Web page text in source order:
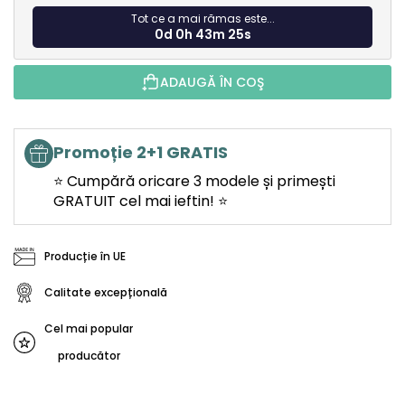
Tot ce a mai rămas este...
0d 0h 43m 23s
ADAUGĂ ÎN COŞ
Promoție 2+1 GRATIS
⭐ Cumpără oricare 3 modele și primești
GRATUIT cel mai ieftin! ⭐
Producție în UE
Calitate excepțională
Cel mai popular
producător